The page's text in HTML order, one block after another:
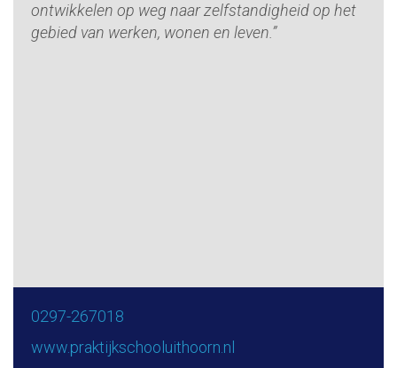
ontwikkelen op weg naar zelfstandigheid op het
gebied van werken, wonen en leven.”
0297-267018
www.praktijkschooluithoorn.nl